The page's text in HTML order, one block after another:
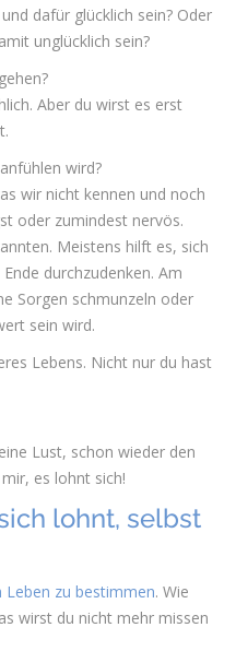
dafür glücklich sein? Oder
unglücklich sein?
Aber du wirst es erst
wird?
wir nicht kennen und noch
oder zumindest nervös.
Meistens hilft es, sich
durchzudenken. Am
Sorgen schmunzeln oder
sein wird.
Lebens. Nicht nur du hast
Lust, schon wieder den
es lohnt sich!
lohnt, selbst
Leben zu bestimmen. Wie
wirst du nicht mehr missen